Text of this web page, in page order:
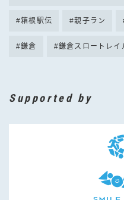
箱根駅伝 親子ラン
鎌倉 鎌倉スロートレイ
Supported by